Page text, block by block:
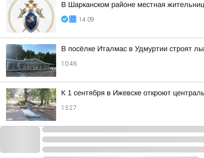
В Шарканском районе местная
14:09
В посёлке Италмас в Удмуртии строят
10:46
К 1 сентября в Ижевске откроют
13:27